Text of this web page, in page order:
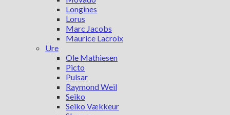
Longines
Lorus
Marc Jacobs
Maurice Lacroix
Ure
Ole Mathiesen
Picto
Pulsar
Raymond Weil
Seiko
Seiko Vækkeur